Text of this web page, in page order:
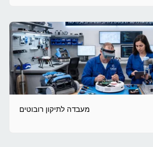
מעבדה לתיקון רובוטים